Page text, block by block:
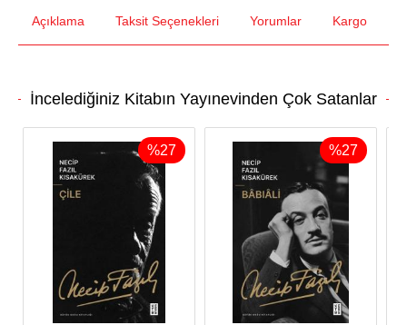
Açıklama Taksit Seçenekleri Yorumlar Kargo
İncelediğiniz Kitabın Yayınevinden Çok Satanlar
%27 %27